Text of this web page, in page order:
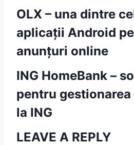
OLX – una dintre
aplicații Android
anunțuri online
ING HomeBank –
pentru
la ING
LEAVE A REPLY